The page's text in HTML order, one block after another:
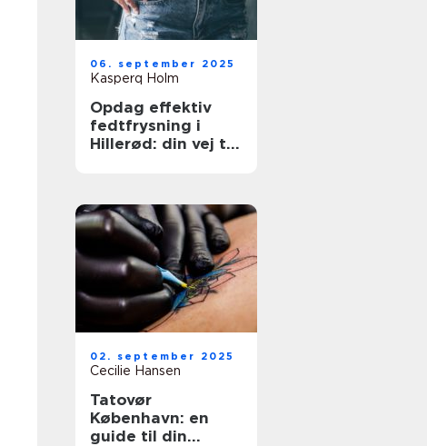
06. september 2025
Kasperq Holm
Opdag effektiv
fedtfrysning i
Hillerød: din vej til
02. september 2025
Cecilie Hansen
Tatovør
København: en
guide til din